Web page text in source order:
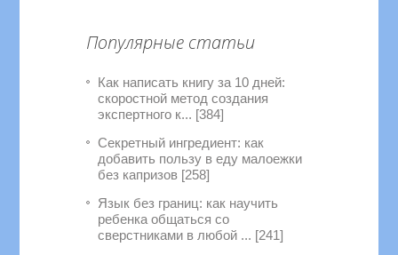
Популярные статьи
Как написать книгу за 10 дней:
скоростной метод создания
экспертного к... [384]
Секретный ингредиент: как
добавить пользу в еду малоежки
без капризов [258]
Язык без границ: как научить
ребенка общаться со
сверстниками в любой ... [241]